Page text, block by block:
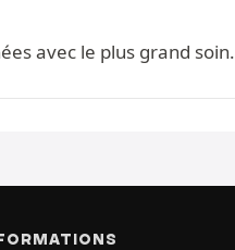
avec le plus grand soin.